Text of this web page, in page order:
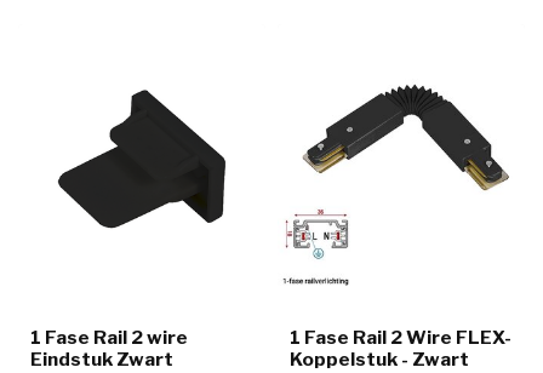
1 Fase Rail 2 wire
Eindstuk Zwart
1 Fase Rail 2 Wire FLEX-
Koppelstuk - Zwart